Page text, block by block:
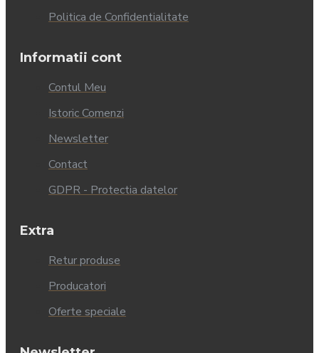
Politica de Confidentialitate
Informatii cont
Contul Meu
Istoric Comenzi
Newsletter
Contact
GDPR - Protectia datelor
Extra
Retur produse
Producatori
Oferte speciale